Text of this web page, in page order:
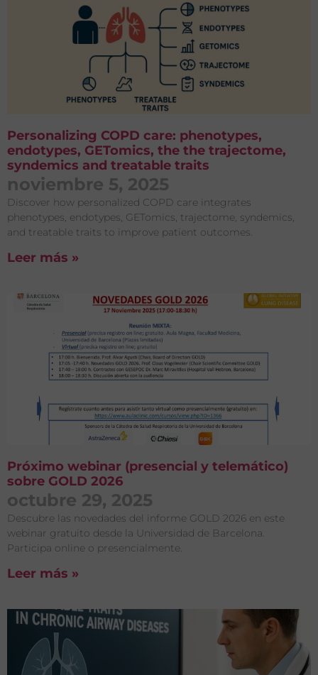
Personalizing COPD care: phenotypes,
endotypes, GETomics, the the trajectome,
syndemics and treatable traits
noviembre 5, 2025
Discover how personalized COPD care integrates
phenotypes, endotypes, GETomics, trajectome, syndemics,
and treatable traits to improve patient outcomes.
Leer más »
Próximo webinar (presencial y telemático)
sobre GOLD 2026
octubre 29, 2025
Descubre las novedades del informe GOLD 2026 en este
webinar gratuito desde la Universidad de Barcelona.
Participa online o presencialmente.
Leer más »